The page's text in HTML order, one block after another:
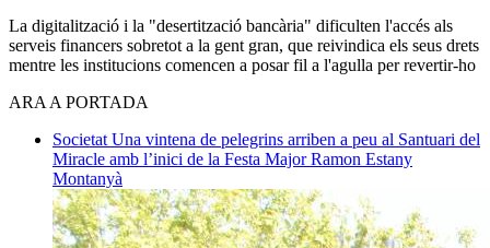
La digitalització i la "desertització bancària" dificulten l'accés als
serveis financers sobretot a la gent gran, que reivindica els seus drets
mentre les institucions comencen a posar fil a l'agulla per revertir-ho
ARA A PORTADA
Societat Una vintena de pelegrins arriben a peu al Santuari del
Miracle amb l’inici de la Festa MajorRamon Estany
Montanyà